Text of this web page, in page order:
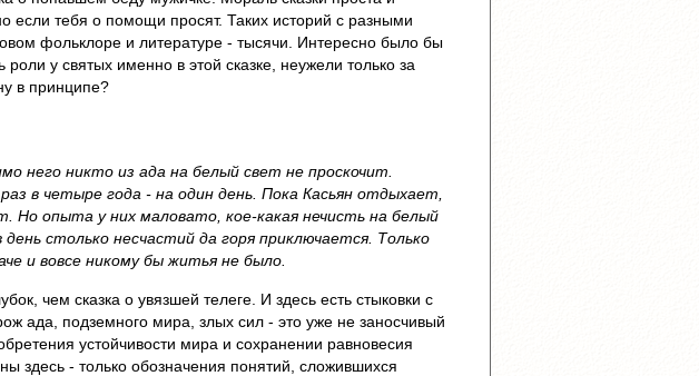
если тебя о помощи просят. Таких историй с разными
фольклоре и литературе - тысячи. Интересно было бы
у святых именно в этой сказке, неужели только за
в принципе?
него никто из ада на белый свет не проскочит.
в четыре года - на один день. Пока Касьян отдыхает,
Но опыта у них маловато, кое-какая нечисть на белый
столько несчастий да горя приключается. Только
и вовсе никому бы житья не было.
чем сказка о увязшей телеге. И здесь есть стыковки с
ада, подземного мира, злых сил - это уже не заносчивый
устойчивости мира и сохранении равновесия
здесь - только обозначения понятий, сложившихся